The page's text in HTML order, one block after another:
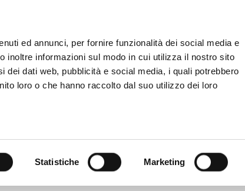
ed annunci, per fornire funzionalità dei social media e
inoltre informazioni sul modo in cui utilizza il nostro sito
dei dati web, pubblicità e social media, i quali potrebbero
loro o che hanno raccolto dal suo utilizzo dei loro
Statistiche Marketing